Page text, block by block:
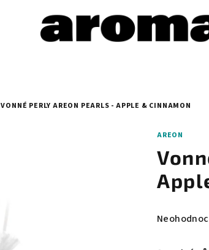
VONNÉ PERLY AREON PEARLS - APPLE & CINNAMON
AREON
Průměrné